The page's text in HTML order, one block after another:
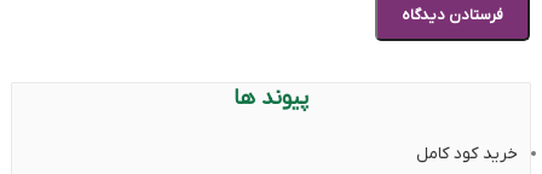
پیوند ها
خرید کود کامل